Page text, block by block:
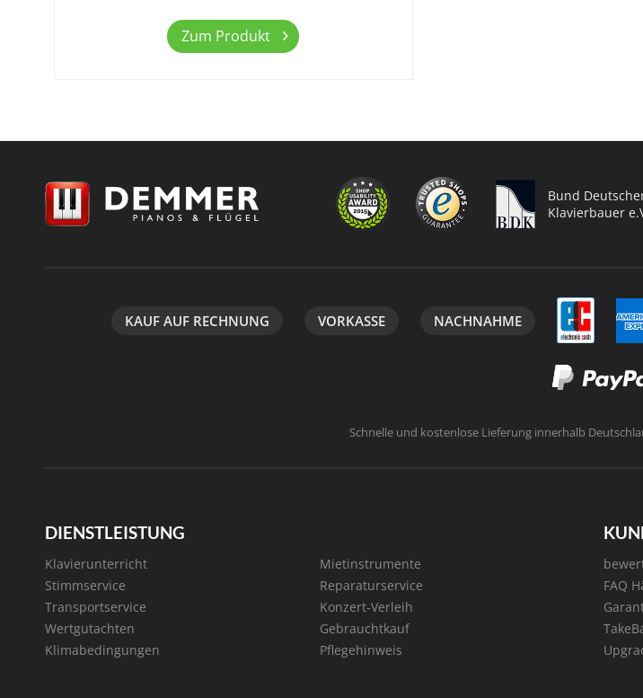
Zum Produkt
Bund
Klavierbauer
KAUF AUF RECHNUNG VORKASSE NACHNAHME
Schnelle und kostenlose Lieferung innerhalb
DIENSTLEISTUNG
Klavierunterricht
Mietinstrumente
Stimmservice
Reparaturservice
Transportservice
Konzert-Verleih
Wertgutachten
Gebrauchtkauf
Klimabedingungen
Pflegehinweis
FAQ